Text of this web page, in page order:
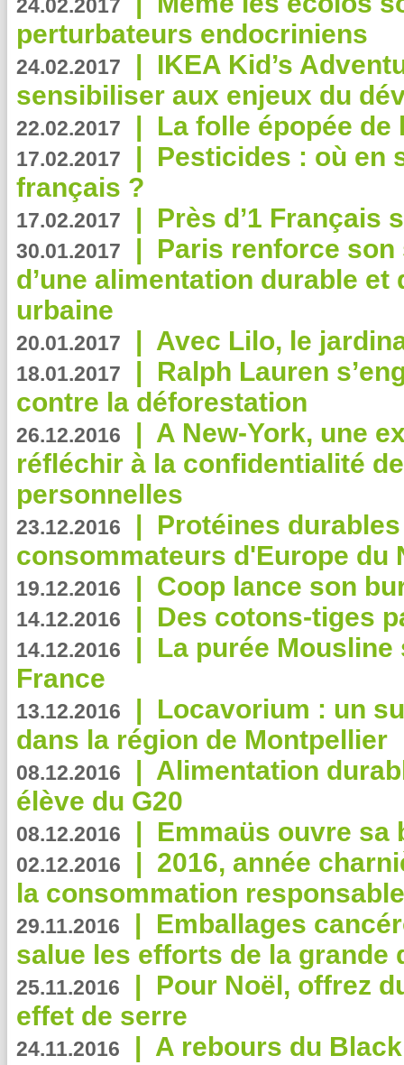
24.02.2017
perturbateurs endocriniens
24.02.2017 | IKEA Kid’s
sensibiliser aux enjeux du
22.02.2017 | La folle épopée de
17.02.2017 | Pesticides : où en
français ?
17.02.2017 | Près d’1 Français
30.01.2017 | Paris renforce
d’une alimentation durable et
urbaine
20.01.2017 | Avec Lilo, le
18.01.2017 | Ralph Lauren
contre la déforestation
26.12.2016 | A New-York, une
réfléchir à la confidentialité
personnelles
23.12.2016 | Protéines
consommateurs d'Europe du
19.12.2016 | Coop lance son
14.12.2016 | Des cotons-tiges
14.12.2016 | La purée
France
13.12.2016 | Locavorium : un
dans la région de Montpellier
08.12.2016 | Alimentation
élève du G20
08.12.2016 | Emmaüs ouvre sa
02.12.2016 | 2016, année
la consommation
29.11.2016 | Emballages
salue les efforts de la grande
25.11.2016 | Pour Noël, offrez
effet de serre
24.11.2016 | A rebours du